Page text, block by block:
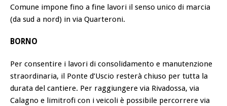
Comune impone fino a fine lavori il senso unico di marcia
(da sud a nord) in via Quarteroni.
BORNO
Per consentire i lavori di consolidamento e manutenzione
straordinaria, il Ponte d’Uscio resterà chiuso per tutta la
durata del cantiere. Per raggiungere via Rivadossa, via
Calagno e limitrofi con i veicoli è possibile percorrere via